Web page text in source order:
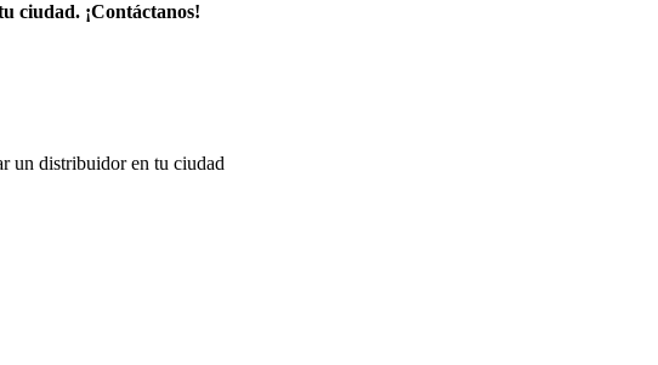
ciudad. ¡Contáctanos!
un distribuidor en tu ciudad